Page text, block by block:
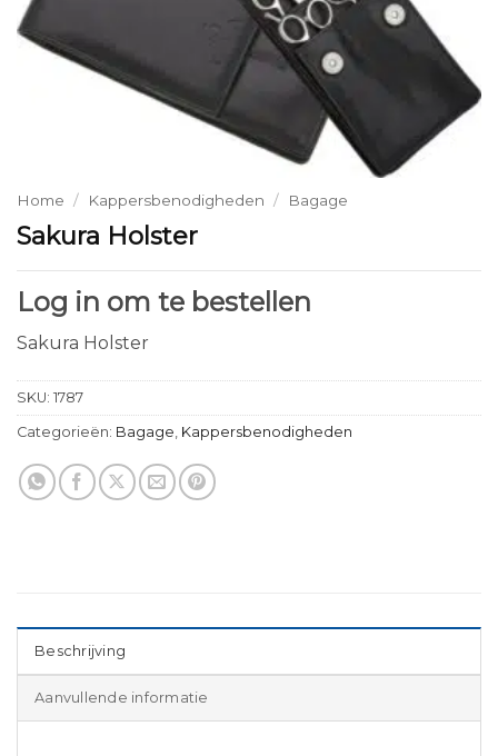
Home / Kappersbenodigheden / Bagage
Sakura Holster
Log in om te bestellen
Sakura Holster
SKU: 1787
Categorieën: Bagage Kappersbenodigheden
Beschrijving
Aanvullende informatie